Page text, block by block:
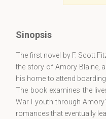
Sinopsis
The first novel by F. Scott
the story of Amory Blaine,
his home to attend
The book examines the
War I youth through
romances that eventually